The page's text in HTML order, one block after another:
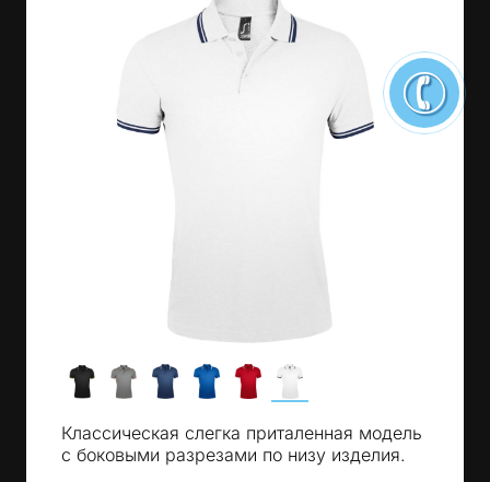
Классическая слегка приталенная модель
с боковыми разрезами по низу изделия.